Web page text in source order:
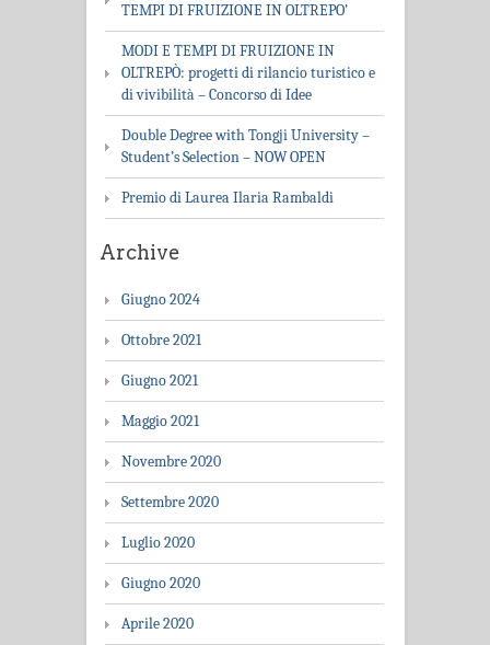
TEMPI DI FRUIZIONE IN OLTREPO’
MODI E TEMPI DI FRUIZIONE IN
OLTREPÒ: progetti di rilancio turistico e
di vivibilità – Concorso di Idee
Double Degree with Tongji University –
Student’s Selection – NOW OPEN
Premio di Laurea Ilaria Rambaldi
Archive
Giugno 2024
Ottobre 2021
Giugno 2021
Maggio 2021
Novembre 2020
Settembre 2020
Luglio 2020
Giugno 2020
Aprile 2020